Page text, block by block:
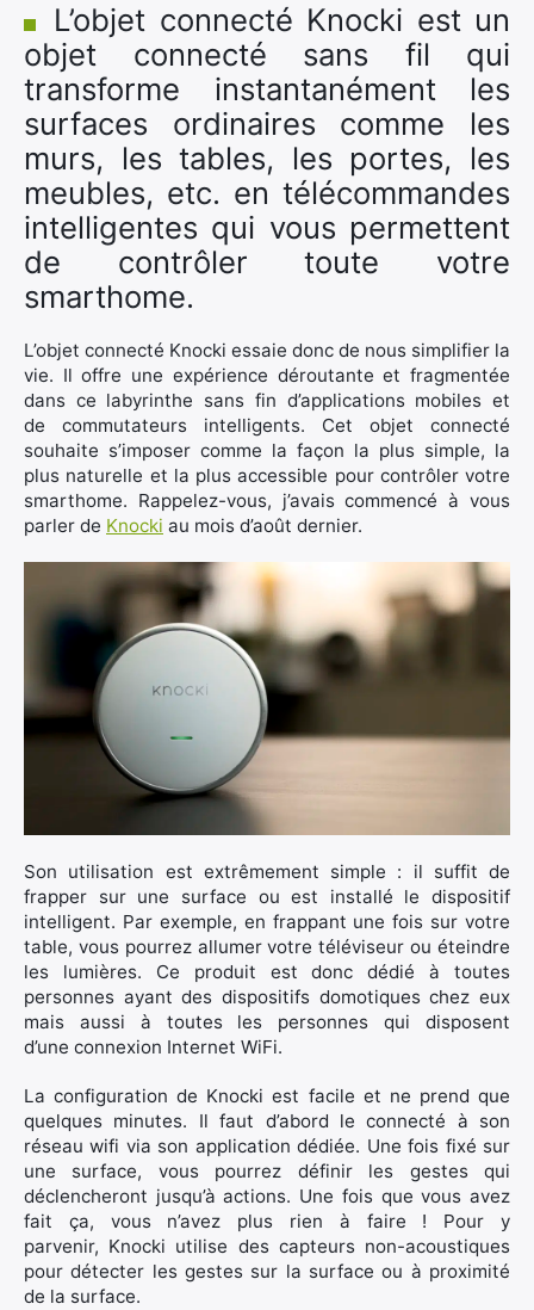
L’objet connecté Knocki est un
objet connecté sans fil qui
transforme instantanément les
surfaces ordinaires comme les
murs, les tables, les portes, les
meubles, etc. en télécommandes
intelligentes qui vous permettent
de contrôler toute votre
smarthome.
L’objet connecté Knocki essaie donc de nous simplifier la
vie. Il offre une expérience déroutante et fragmentée
dans ce labyrinthe sans fin d’applications mobiles et
de commutateurs intelligents. Cet objet connecté
souhaite s’imposer comme la façon la plus simple, la
plus naturelle et la plus accessible pour contrôler votre
smarthome. Rappelez-vous, j’avais commencé à vous
parler de Knocki au mois d’août dernier.
Son utilisation est extrêmement simple : il suffit de
frapper sur une surface ou est installé le dispositif
intelligent. Par exemple, en frappant une fois sur votre
table, vous pourrez allumer votre téléviseur ou éteindre
les lumières. Ce produit est donc dédié à toutes
personnes ayant des dispositifs domotiques chez eux
mais aussi à toutes les personnes qui disposent
d’une connexion Internet WiFi.
La configuration de Knocki est facile et ne prend que
quelques minutes. Il faut d’abord le connecté à son
réseau wifi via son application dédiée. Une fois fixé sur
une surface, vous pourrez définir les gestes qui
déclencheront jusqu’à actions. Une fois que vous avez
fait ça, vous n’avez plus rien à faire ! Pour y
parvenir, Knocki utilise des capteurs non-acoustiques
pour détecter les gestes sur la surface ou à proximité
de la surface.